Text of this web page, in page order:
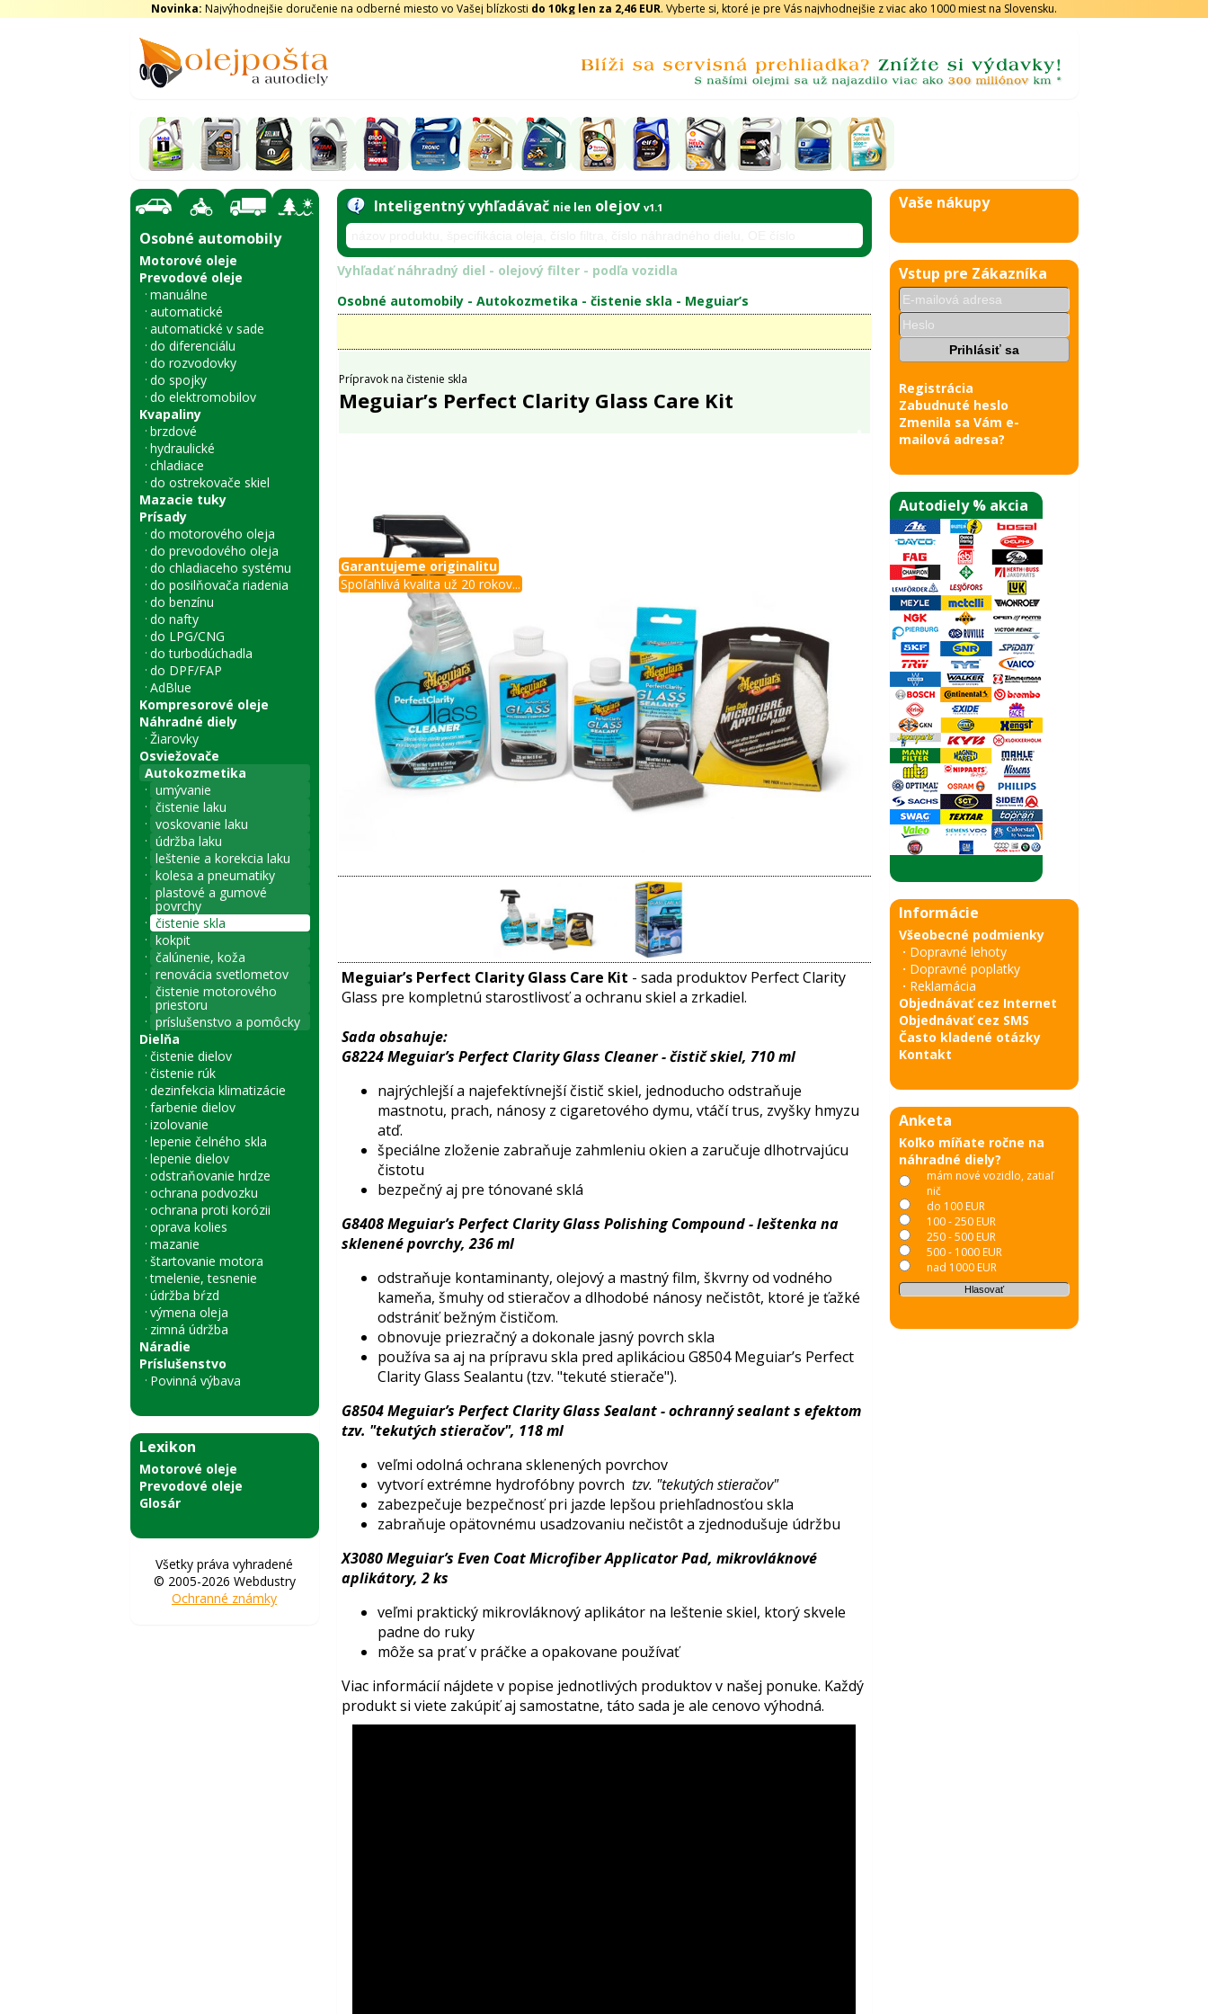
Novinka: Najvýhodnejšie doručenie na odberné miesto vo Vašej blízkosti do 10kg len za 2,46 EUR. Vyberte si, ktoré je pre Vás najvhodnejšie z viac ako 1000 miest na Slovensku.
Osobné automobily
Motorové oleje
Prevodové oleje
manuálne
automatické
automatické v sade
do diferenciálu
do rozvodovky
do spojky
do elektromobilov
Kvapaliny
brzdové
hydraulické
chladiace
do ostrekovače skiel
Mazacie tuky
Prísady
do motorového oleja
do prevodového oleja
do chladiaceho systému
do posilňovača riadenia
do benzínu
do nafty
do LPG/CNG
do turbodúchadla
do DPF/FAP
AdBlue
Kompresorové oleje
Náhradné diely
Žiarovky
Osviežovače
Autokozmetika
umývanie
čistenie laku
voskovanie laku
údržba laku
leštenie a korekcia laku
kolesa a pneumatiky
plastové a gumové
povrchy
čistenie skla
kokpit
čalúnenie, koža
renovácia svetlometov
čistenie motorového
priestoru
príslušenstvo a pomôcky
Dielňa
čistenie dielov
čistenie rúk
dezinfekcia klimatizácie
farbenie dielov
izolovanie
lepenie čelného skla
lepenie dielov
odstraňovanie hrdze
ochrana podvozku
ochrana proti korózii
oprava kolies
mazanie
štartovanie motora
tmelenie, tesnenie
údržba bŕzd
výmena oleja
zimná údržba
Náradie
Príslušenstvo
Povinná výbava
Lexikon
Motorové oleje
Prevodové oleje
Glosár
Všetky práva vyhradené
© 2005-2026 Webdustry
Ochranné známky
Inteligentný vyhľadávač nie len olejov v1.1
Vyhľadať náhradný diel - olejový filter - podľa vozidla
Osobné automobily - Autokozmetika - čistenie skla - Meguiar’s
Prípravok na čistenie skla
Meguiar’s Perfect Clarity Glass Care Kit
Garantujeme originalitu
Spoľahlivá kvalita už 20 rokov...
Meguiar’s Perfect Clarity Glass Care Kit - sada produktov Perfect Clarity
Glass pre kompletnú starostlivosť a ochranu skiel a zrkadiel.
Sada obsahuje:
G8224 Meguiar’s Perfect Clarity Glass Cleaner - čistič skiel, 710 ml
najrýchlejší a najefektívnejší čistič skiel, jednoducho odstraňuje
mastnotu, prach, nánosy z cigaretového dymu, vtáčí trus, zvyšky hmyzu
atď.
špeciálne zloženie zabraňuje zahmleniu okien a zaručuje dlhotrvajúcu
čistotu
bezpečný aj pre tónované sklá
G8408 Meguiar’s Perfect Clarity Glass Polishing Compound - leštenka na
sklenené povrchy, 236 ml
odstraňuje kontaminanty, olejový a mastný film, škvrny od vodného
kameňa, šmuhy od stieračov a dlhodobé nánosy nečistôt, ktoré je ťažké
odstrániť bežným čističom.
obnovuje priezračný a dokonale jasný povrch skla
používa sa aj na prípravu skla pred aplikáciou G8504 Meguiar’s Perfect
Clarity Glass Sealantu (tzv. "tekuté stierače").
G8504 Meguiar’s Perfect Clarity Glass Sealant - ochranný sealant s efektom
tzv. "tekutých stieračov", 118 ml
veľmi odolná ochrana sklenených povrchov
vytvorí extrémne hydrofóbny povrch tzv. "tekutých stieračov"
zabezpečuje bezpečnosť pri jazde lepšou priehľadnosťou skla
zabraňuje opätovnému usadzovaniu nečistôt a zjednodušuje údržbu
X3080 Meguiar’s Even Coat Microfiber Applicator Pad, mikrovláknové
aplikátory, 2 ks
veľmi praktický mikrovláknový aplikátor na leštenie skiel, ktorý skvele
padne do ruky
môže sa prať v práčke a opakovane používať
Viac informácií nájdete v popise jednotlivých produktov v našej ponuke. Každý
produkt si viete zakúpiť aj samostatne, táto sada je ale cenovo výhodná.
Vaše nákupy
Vstup pre Zákazníka
Registrácia
Zabudnuté heslo
Zmenila sa Vám e-
mailová adresa?
Autodiely % akcia
Informácie
Všeobecné podmienky
· Dopravné lehoty
· Dopravné poplatky
· Reklamácia
Objednávať cez Internet
Objednávať cez SMS
Často kladené otázky
Kontakt
Anketa
Koľko míňate ročne na
náhradné diely?
mám nové vozidlo, zatiaľ
nič
do 100 EUR
100 - 250 EUR
250 - 500 EUR
500 - 1000 EUR
nad 1000 EUR